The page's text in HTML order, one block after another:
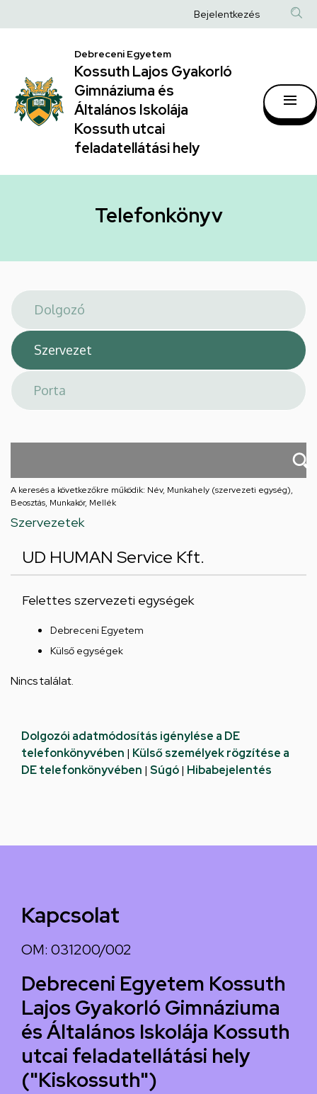
|
Kossuth
Lajos
Gyakorló
Gimnáziuma
Általános
hely
a
Anonim
fiók
Bejelentkezés
Debreceni Egyetem
Kossuth Lajos Gyakorló
Gimnáziuma és
Általános Iskolája
Kossuth utcai
feladatellátási hely
Telefonkönyv
A keresés a következőkre működik: Név, Munkahely (szervezeti egység),
Beosztás, Munkakör, Mellék
Szervezetek
UD HUMAN Service Kft.
Felettes szervezeti egységek
Debreceni Egyetem
Külső egységek
Nincs találat.
Dolgozói adatmódosítás igénylése a DE
telefonkönyvében | Külső személyek rögzítése a
DE telefonkönyvében | Súgó| Hibabejelentés
Kapcsolat
OM: 031200/002
Debreceni Egyetem Kossuth
Lajos Gyakorló Gimnáziuma
és Általános Iskolája Kossuth
utcai feladatellátási hely
("Kiskossuth")